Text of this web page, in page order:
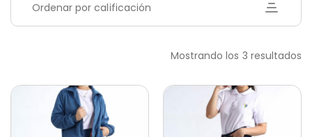
Ordenar por calificación
Mostrando los 3 resultados